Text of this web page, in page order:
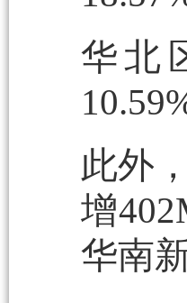
华北
此外
增
华南